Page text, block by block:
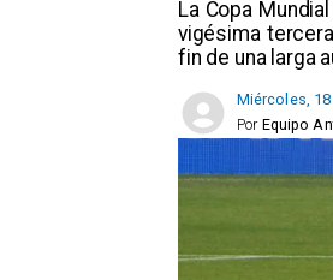
​La Copa
vigésima
fin de una larga
Miércoles, 18
Equipo
Por